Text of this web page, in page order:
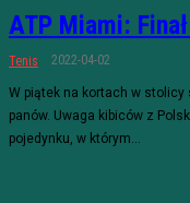
ATP Miami:
Tenis 2022-04-02
W piątek na kortach w stolicy
panów. Uwaga kibiców z
pojedynku, w którym...